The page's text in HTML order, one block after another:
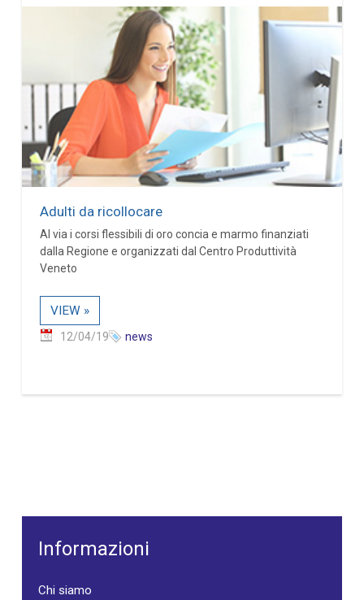
Adulti da ricollocare
Al via i corsi flessibili di oro concia e marmo finanziati
dalla Regione e organizzati dal Centro Produttività
Veneto
VIEW »
12/04/19 news
Informazioni
Chi siamo